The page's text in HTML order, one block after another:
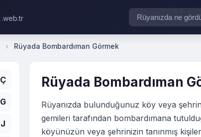
.web.tr
› Rüyada Bombardıman Görmek
Ç
G
J
Rüyada Bombardıman
Rüyanızda bulunduğunuz köy veya
gemileri tarafından bombardımana
köyünüzün veya şehrinizin tanınmış